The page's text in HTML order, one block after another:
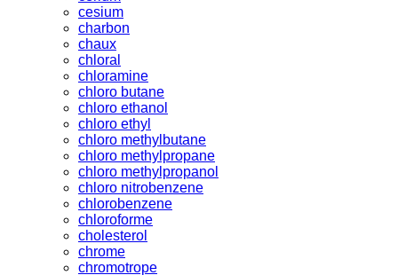
cesium
charbon
chaux
chloral
chloramine
chloro butane
chloro ethanol
chloro ethyl
chloro methylbutane
chloro methylpropane
chloro methylpropanol
chloro nitrobenzene
chlorobenzene
chloroforme
cholesterol
chrome
chromotrope